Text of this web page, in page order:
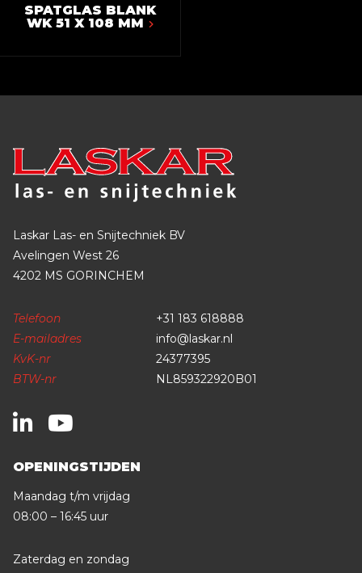
SPATGLAS BLANK
WK 51 X 108 MM
Laskar Las- en Snijtechniek BV
Avelingen West 26
4202 MS GORINCHEM
Telefoon
+31 183 618888
E-mailadres
info@laskar.nl
KvK-nr
24377395
BTW-nr
NL859322920B01
OPENINGSTIJDEN
Maandag t/m vrijdag
08:00 – 16:45 uur
Zaterdag en zondag